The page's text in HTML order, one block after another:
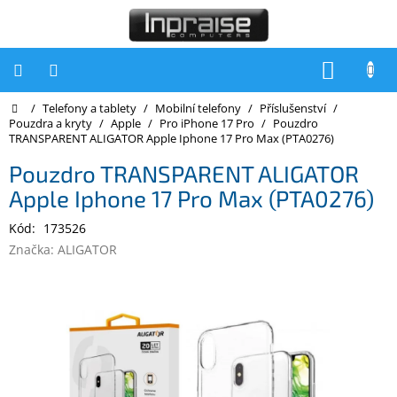
Počítače
Počítače
Notebooky
Tiskárny
Domů
/ Telefony a tablety / Mobilní telefony / Příslušenství /
Pouzdra a kryty / Apple / Pro iPhone 17 Pro / Pouzdro
TRANSPARENT ALIGATOR Apple Iphone 17 Pro Max (PTA0276)
Pouzdro TRANSPARENT ALIGATOR
Apple Iphone 17 Pro Max (PTA0276)
Kód: 173526
Značka: ALIGATOR